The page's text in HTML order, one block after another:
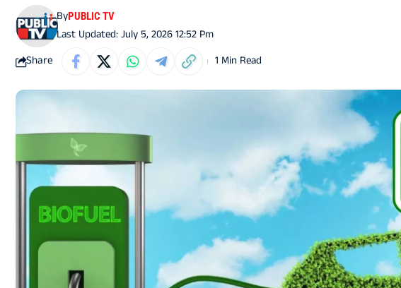
Last Updated: July 5, 2026 12:52 Pm
ByPUBLIC TV
Share 1 Min Read